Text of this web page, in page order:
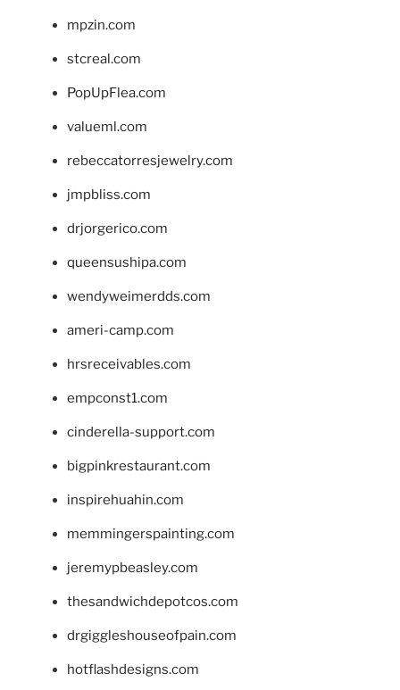
mpzin.com
stcreal.com
PopUpFlea.com
valueml.com
rebeccatorresjewelry.com
jmpbliss.com
drjorgerico.com
queensushipa.com
wendyweimerdds.com
ameri-camp.com
hrsreceivables.com
empconst1.com
cinderella-support.com
bigpinkrestaurant.com
inspirehuahin.com
memmingerspainting.com
jeremypbeasley.com
thesandwichdepotcos.com
drgiggleshouseofpain.com
hotflashdesigns.com